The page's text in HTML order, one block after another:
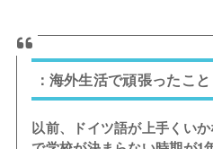
：海外生活で頑張ったこと
以前、ドイツ語が上手くい